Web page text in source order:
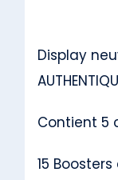
Display
Contient 5
15